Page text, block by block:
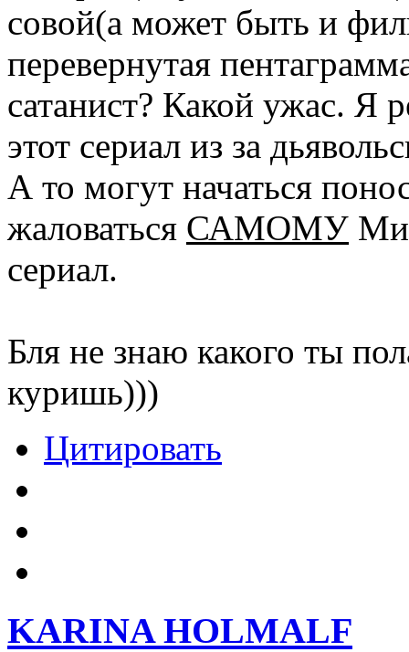
совой(а может быть и
перевернутая
сатанист? Какой ужас. Я
этот сериал из за
А то могут начаться
жаловаться САМОМУ
сериал.
Бля не знаю какого ты
куришь)))
Цитировать
KARINA HOLMALF